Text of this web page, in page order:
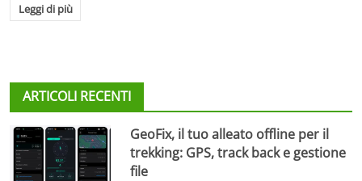
Leggi di più
ARTICOLI RECENTI
GeoFix, il tuo alleato offline per il
trekking: GPS, track back e gestione
file